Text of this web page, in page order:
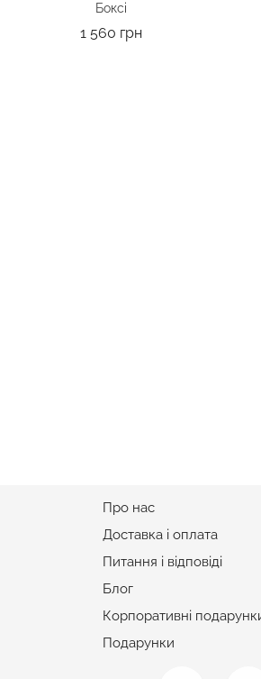
Боксі
1 560 грнЦіна
Про нас
Доставка і оплата
Питання і відповіді
Блог
Корпоративні
Подарунки